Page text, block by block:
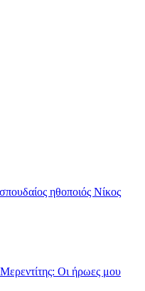
ηθοποιός Νίκος
Οι ήρωες μου